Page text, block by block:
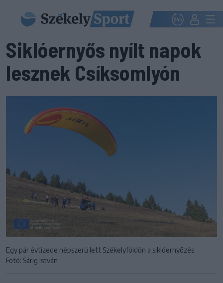
Siklóernyős nyílt napok
lesznek Csíksomlyón
Egy pár évtizede népszerű lett Székelyföldön a siklóernyőzés
Fotó: Sárig István